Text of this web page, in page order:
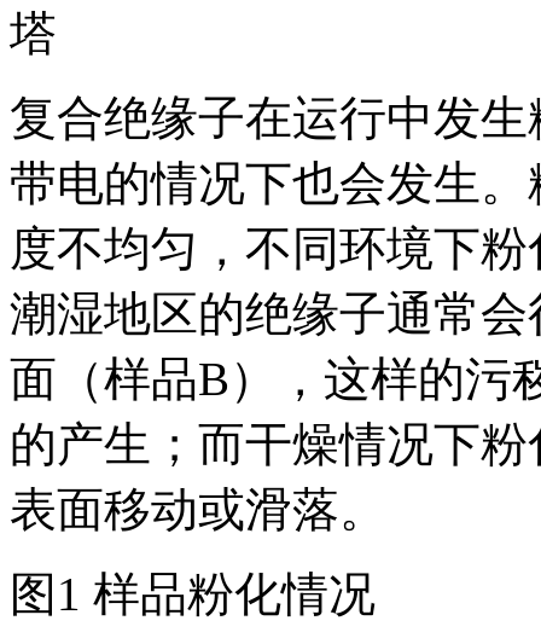
塔
复合绝缘子在运行中发
带电的情况下也会发生
度不均匀，不同环境下
潮湿地区的绝缘子通常
面（样品B），这样的污
的产生；而干燥情况下
表面移动或滑落。
图1 样品粉化情况